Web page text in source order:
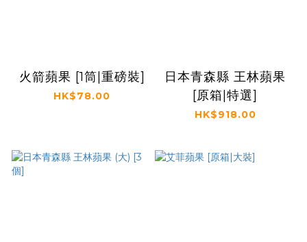
火箭蘋果 [1筒|重磅裝]
HK$78.00
日本青森縣 王林蘋果
[原箱|特選]
HK$918.00